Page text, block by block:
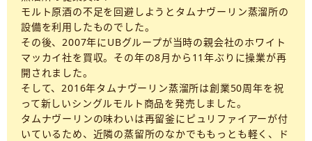
モルト原酒の不足を回避しようとタムナヴーリン蒸溜所の
設備を利用したものでした。
その後、2007年にUBグループが当時の親会社のホワイト
マッカイ社を買収。その年の8月から11年ぶりに操業が再
開されました。
そして、2016年タムナヴーリン蒸溜所は創業50周年を祝
って新しいシングルモルト商品を発売しました。
タムナヴーリンの味わいは再留釜にピュリファイアーが付
いているため、近隣の蒸留所のなかでももっとも軽く、ド